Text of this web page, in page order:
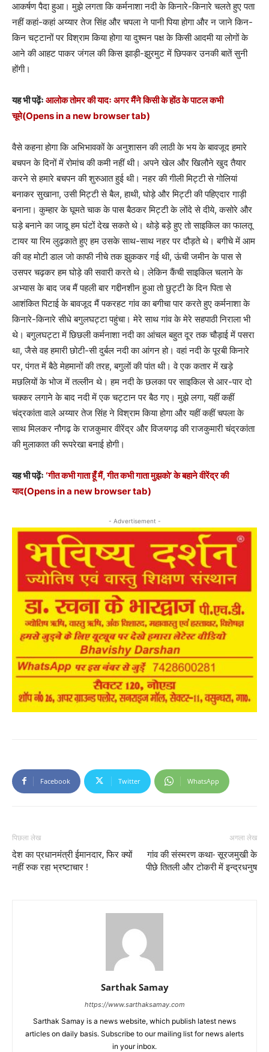
आकर्षण पैदा हुआ। मुझे लगता कि कर्मनाशा नदी के किनारे-किनारे चलते हुए पता
नहीं कहां-कहां अय्यार तेज सिंह और चपला ने पानी पिया होगा और न जाने किन-
किन चट्टानों पर विश्राम किया होगा या दुश्मन पक्ष के किसी आदमी या लोगों के
आने की आहट पाकर जंगल की किस झाड़ी-झुरमुट में छिपकर उनकी बातें सुनी
होंगी।
यह भी पढ़ेंः आलोक तोमर की यादः अगर मैंने किसी के होंठ के पाटल कभी
चूमे(Opens in a new browser tab)
वैसे कहना होगा कि अभिभावकों के अनुशासन की लाठी के भय के बावजूद हमारे
बचपन के दिनों में रोमांच की कमी नहीं थी। अपने खेल और खिलौने खुद तैयार
करने से हमारे बचपन की शुरुआत हुई थी। नहर की गीली मिट्टी से गोलियां
बनाकर सुखाना, उसी मिट्टी से बैल, हाथी, घोड़े और मिट्टी की पहिएदार गाड़ी
बनाना। कुम्हार के घूमते चाक के पास बैठकर मिट्टी के लोंदे से दीये, कसोरे और
घड़े बनाने का जादू हम घंटों देख सकते थे। थोड़े बड़े हुए तो साइकिल का फालतू
टायर या रिम लुढ़काते हुए हम उसके साथ-साथ नहर पर दौड़ते थे। बगीचे में आम
की वह मोटी डाल जो काफी नीचे तक झुककर गई थी, ऊंची जमीन के पास से
उसपर चढ़कर हम घोड़े की सवारी करते थे। लेकिन कैंची साइकिल चलाने के
अभ्यास के बाद जब मैं पहली बार गद्दीनशीन हुआ तो छुट्टी के दिन पिता से
आशंकित पिटाई के बावजूद मैं पकरहट गांव का बगीचा पार करते हुए कर्मनाशा के
किनारे-किनारे सीधे बगुलघट्टा पहुंचा। मेरे साथ गांव के मेरे सहपाठी निराला भी
थे। बगुलघट्टा में छिछली कर्मनाशा नदी का आंचल बहुत दूर तक चौड़ाई में पसरा
था, जैसे वह हमारी छोटी-सी दुर्बल नदी का आंगन हो। वहां नदी के पूरबी किनारे
पर, पंगत में बैठे मेहमानों की तरह, बगुलों की पांत थी। वे एक कतार में खड़े
मछलियों के भोज में तल्लीन थे। हम नदी के छलका पर साइकिल से आर-पार दो
चक्कर लगाने के बाद नदी में एक चट्टान पर बैठ गए। मुझे लगा, यहीं कहीं
चंद्रकांता वाले अय्यार तेज सिंह ने विश्राम किया होगा और यहीं कहीं चपला के
साथ मिलकर नौगढ़ के राजकुमार वीरेंद्र और विजयगढ़ की राजकुमारी चंद्रकांता
की मुलाकात की रूपरेखा बनाई होगी।
यह भी पढ़ेंः ‘गीत कभी गाता हूँ मैं, गीत कभी गाता मुझको’ के बहाने वीरेंद्र की
याद(Opens in a new browser tab)
- Advertisement -
Facebook Twitter WhatsApp
पिछला लेख
देश का प्रधानमंत्री ईमानदार, फिर क्यों
नहीं रुक रहा भ्रष्टाचार !
अगला लेख
गांव की संस्मरण कथा- सूरजमुखी के
पीछे तितली और टोकरी में इन्द्रधनुष
Sarthak Samay
https://www.sarthaksamay.com
Sarthak Samay is a news website, which publish latest news
articles on daily basis. Subscribe to our mailing list for news alerts
in your inbox.